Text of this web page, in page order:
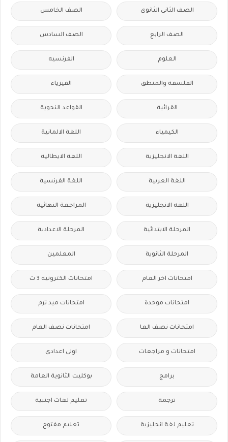
الصف الثانى الثانوى الصف الخامس
الصف الرابع الصف السادس
العلوم الفرنسيه
الفلسفة والمنطق الفيزياء
القرائية القواعد النحوية
الكيمياء اللغة الالمانية
اللغة الانجليزية اللغة الايطالية
اللغة العربية اللغة الفرنسية
اللغه الانجليزية المراجعة النهائية
المرحلة الابتدائية المرحلة الاعدادية
المرحلة الثانوية المعلمين
امتحانات اخر العام امتحانات الكترونيه 3 ث
امتحانات موحدة امتحانات ميد ترم
امتحانات نصف العا امتحانات نصف العام
امتحانات و مراجعات اولى اعدادى
برامج بوكليت الثانوية العامة
ترجمة تعليم لغات اجنبية
تعليم لغة انجليزية تعليم مفتوح